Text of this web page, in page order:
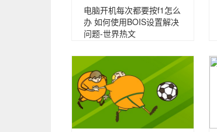
电脑开机每次都要按f1怎么
办 如何使用BOIS设置解决
问题-世界热文